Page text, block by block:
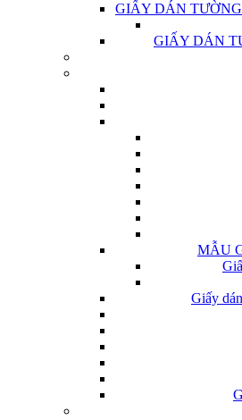
GIẤY DÁN
GIẤY DÁN
MẪU
Giấy